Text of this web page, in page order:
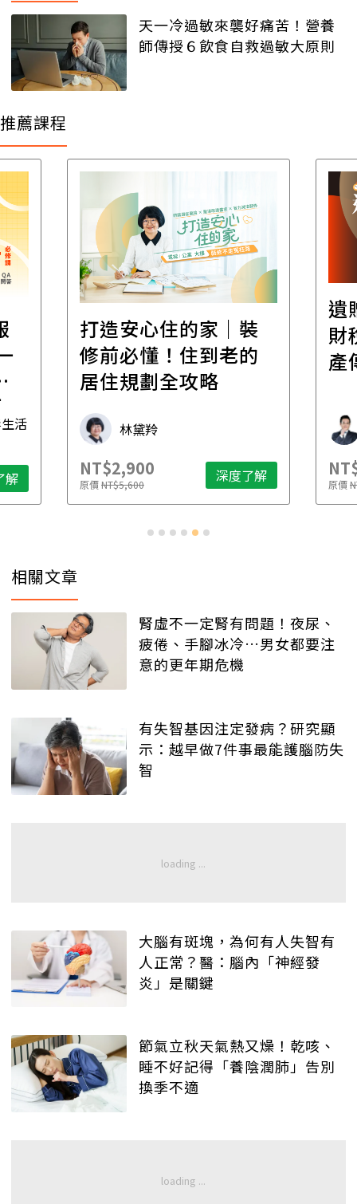
天一冷過敏來襲好痛苦！營養
師傳授６飲食自救過敏大原則
推薦課程
活
解
打造安心住的家｜裝
修前必懂！住到老的
居住規劃全攻略
林黛羚
NT$2,900
原價NT$5,600 深度了解
遺
財
產
原價
相關文章
腎虛不一定腎有問題！夜尿、
疲倦、手腳冰冷…男女都要注
意的更年期危機
有失智基因注定發病？研究顯
示：越早做7件事最能護腦防失
智
大腦有斑塊，為何有人失智有
人正常？醫：腦內「神經發
炎」是關鍵
節氣立秋天氣熱又燥！乾咳、
睡不好記得「養陰潤肺」告別
換季不適